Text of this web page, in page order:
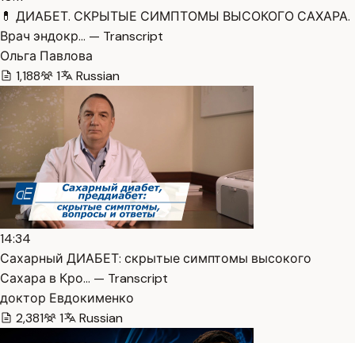
💊 ДИАБЕТ. СКРЫТЫЕ СИМПТОМЫ ВЫСОКОГО САХАРА.
Врач эндокр… — Transcript
Ольга Павлова
1,188
1 Russian
14:34
Сахарный ДИАБЕТ: скрытые симптомы высокого
Сахара в Кро… — Transcript
доктор Евдокименко
2,381
1 Russian